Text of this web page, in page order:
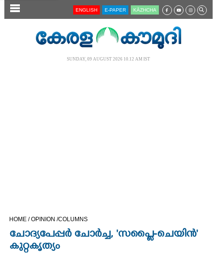
SECTIONS
OPINION
ENGLISH E-PAPER KĀZHCHA
SUNDAY, 09 AUGUST 2026 10.12 AM IST
HOME /OPINION /COLUMNS
ചോദ്യപേപ്പർ ചോർച്ച, 'സപ്ലൈ-ചെയിൻ'
കുറ്റകൃത്യം